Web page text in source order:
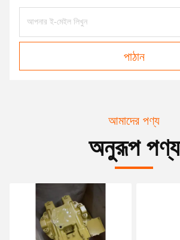
পাঠান
আমাদের পণ্য
অনুরূপ পণ্য